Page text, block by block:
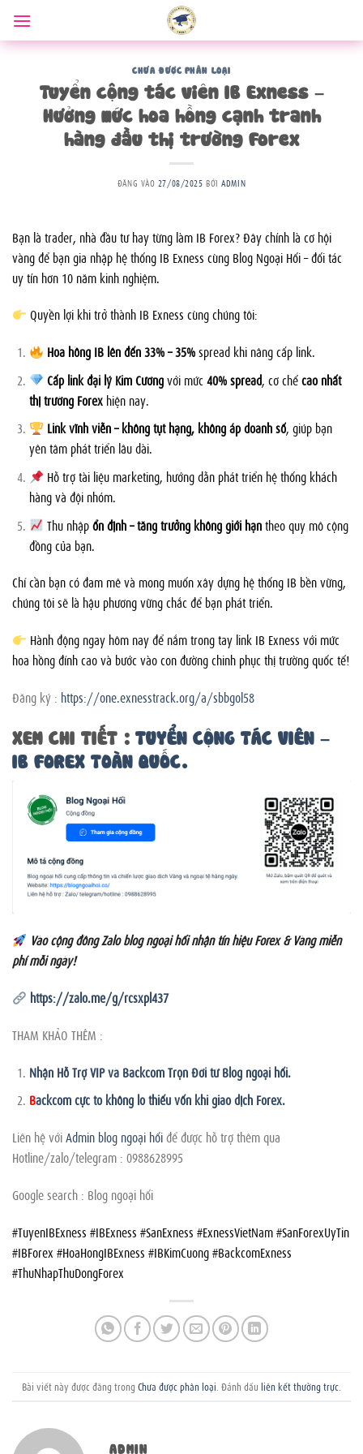
qua
nội
CHƯA ĐƯỢC PHÂN LOẠI
Tuyển cộng tác viên IB Exness –
Hưởng mức hoa hồng cạnh tranh
hàng đầu thị trường Forex
ĐĂNG VÀO 27/08/2025 BỞIADMIN
Bạn là trader, nhà đầu tư hay từng làm IB Forex? Đây chính là cơ hội
vàng để bạn gia nhập hệ thống IB Exness cùng Blog Ngoại Hối – đối tác
uy tín hơn 10 năm kinh nghiệm.
Quyền lợi khi trở thành IB Exness cùng chúng tôi:
Hoa hồng IB lên đến 33% – 35%spread khi nâng cấp link.
Cấp link đại lý Kim Cươngvới mức40% spread, cơ chếcao nhất
thị trường Forexhiện nay.
Link vĩnh viễn – không tụt hạng, không áp doanh số, giúp bạn
yên tâm phát triển lâu dài.
Hỗ trợ tài liệu marketing, hướng dẫn phát triển hệ thống khách
hàng và đội nhóm.
Thu nhậpổn định – tăng trưởng không giới hạntheo quy mô cộng
đồng của bạn.
Chỉ cần bạn có đam mê và mong muốn xây dựng hệ thống IB bền vững,
chúng tôi sẽ là hậu phương vững chắc để bạn phát triển.
Hành động ngay hôm nay để nắm trong tay link IB Exness với mức
hoa hồng đỉnh cao và bước vào con đường chinh phục thị trường quốc tế!
Đăng ký : https://one.exnesstrack.org/a/sbbgol58
XEM CHI TIẾT : TUYỂN CỘNG TÁC VIÊN –
IB FOREX TOÀN QUỐC.
Vào cộng đồng Zalo blog ngoại hối nhận tín hiệu Forex & Vàng miễn
phí mỗi ngày!
https://zalo.me/g/rcsxpl437
THAM KHẢO THÊM :
Nhận Hỗ Trợ VIP và Backcom Trọn Đời từ Blog ngoại hối.
Backcom cực to không lo thiếu vốn khi giao dịch Forex.
Liên hệ vớiAdmin blog ngoại hốiđể được hỗ trợ thêm qua
Hotline/zalo/telegram : 0988628995
Google search : Blog ngoại hối
#TuyenIBExness #IBExness #SanExness #ExnessVietNam #SanForexUyTin
#IBForex #HoaHongIBExness #IBKimCuong #BackcomExness
#ThuNhapThuDongForex
Bài viết này được đăng trong Chưa được phân loại . Đánh dấu liên kết thường trực
ADMIN